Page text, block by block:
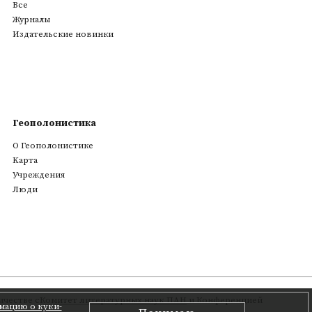
о куки-
Все
Журналы
Издательские новинки
Геополонистика
О Геополонистике
Kарта
Учреждения
Люди
Комитет литературных наук ПАНи Конференцией